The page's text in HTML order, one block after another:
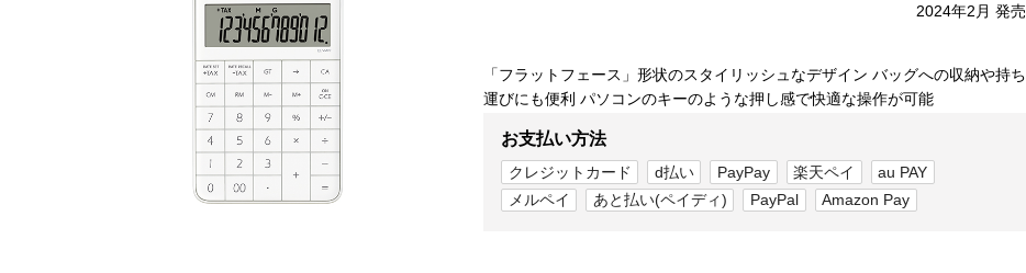
2024年2月 発売
「フラットフェース」形状のスタイリッシュなデザイン バッグへの収納や持ち
運びにも便利 パソコンのキーのような押し感で快適な操作が可能
お支払い方法
クレジットカード d払い PayPay 楽天ペイ
au PAY
メルペイ
あと払い(ペイディ) PayPal Amazon Pay